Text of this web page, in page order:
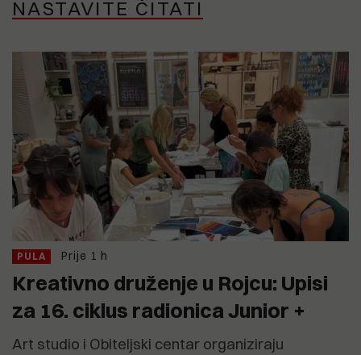
NASTAVITE ČITATI
PULA Prije 1 h
Kreativno druženje u Rojcu: Upisi
za 16. ciklus radionica Junior +
Art studio i Obiteljski centar organiziraju